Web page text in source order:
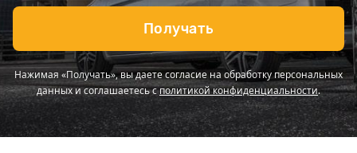
Получать
Нажимая «Получать», вы даете согласие на обработку персональных
данных и соглашаетесь сполитикой конфиденциальности.